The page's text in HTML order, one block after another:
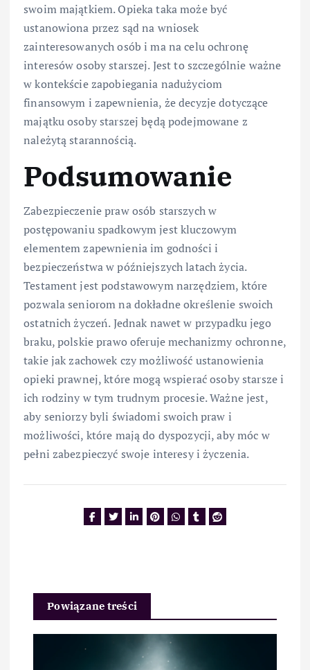
swoim majątkiem. Opieka taka może być
ustanowiona przez sąd na wniosek
zainteresowanych osób i ma na celu ochronę
interesów osoby starszej. Jest to szczególnie ważne
w kontekście zapobiegania nadużyciom
finansowym i zapewnienia, że decyzje dotyczące
majątku osoby starszej będą podejmowane z
należytą starannością.
Podsumowanie
Zabezpieczenie praw osób starszych w
postępowaniu spadkowym jest kluczowym
elementem zapewnienia im godności i
bezpieczeństwa w późniejszych latach życia.
Testament jest podstawowym narzędziem, które
pozwala seniorom na dokładne określenie swoich
ostatnich życzeń. Jednak nawet w przypadku jego
braku, polskie prawo oferuje mechanizmy ochronne,
takie jak zachowek czy możliwość ustanowienia
opieki prawnej, które mogą wspierać osoby starsze i
ich rodziny w tym trudnym procesie. Ważne jest,
aby seniorzy byli świadomi swoich praw i
możliwości, które mają do dyspozycji, aby móc w
pełni zabezpieczyć swoje interesy i życzenia.
Powiązane treści